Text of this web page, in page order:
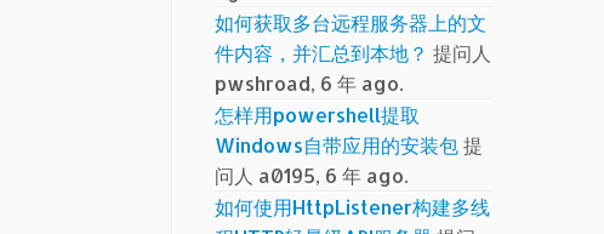
如何获取多台远程服务器上的文
件内容，并汇总到本地？ 提问人
pwshroad, 6 年 ago.
怎样用powershell提取
Windows自带应用的安装包提
问人 a0195, 6 年 ago.
如何使用HttpListener构建多线